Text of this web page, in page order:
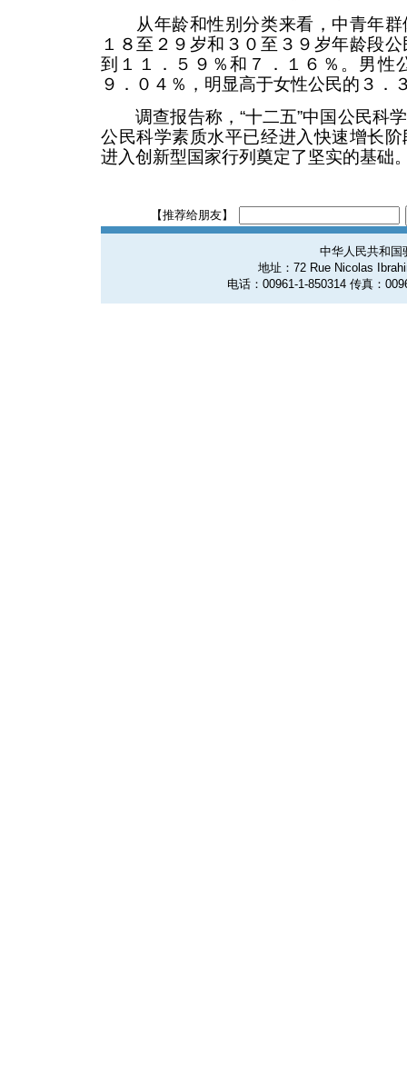
从年龄和性别分类来看，中青年群
１８至２９岁和３０至３９岁年龄段
到１１．５９％和７．１６％。男性
９．０４％，明显高于女性公民的３．
调查报告称，“十二五”中国公民科
公民科学素质水平已经进入快速增长
进入创新型国家行列奠定了坚实的基础
【推荐给朋友】
中华人民共和国
地址：72 Rue Nicolas
电话：00961-1-850314 传真：